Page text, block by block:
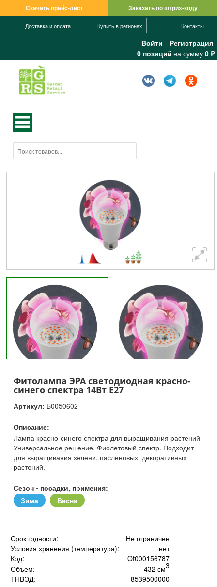
Скачать прайс-лист Заказать по штрих-коду
Доставка и оплата Купить в регионах Контакты
Войти
Регистрация
0 позиций на сумму 0 ₽
Фитолампа ЭРА светодиодная красно-
синего спектра 14Вт Е27
Артикул: Б0050602
Описание:
Лампа красно-синего спектра для выращивания растений.
Универсальное решение. Фиолетовый спектр. Подходит
для выращивания зелени, пасленовых, декоративных
растений.
Сезон - посадки, примения:
Зима
Весна
Срок годности:
Не ограничен
Условия хранения (температура):
нет
Код:
Of000156787
Объем:
432 см3
ТНВЭД:
8539500000